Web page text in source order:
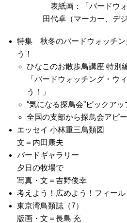
表紙画：「バードウ
田代卓（マーカー、デ
特集 秋冬のバードウォッチン
う！
ひなこのお散歩鳥講座 特別
「バードウォッチング・ウ
う！」
“気になる探鳥会”ピックアッ
全国の支部から探鳥会アピ
エッセイ 小林重三鳥類図
文＝内田康夫
バードギャラリー
夕日の牧場で
写真・文＝吉野俊幸
考えよう！広めよう！フィール
東京湾鳥類誌（7）
版画・文＝長島 充